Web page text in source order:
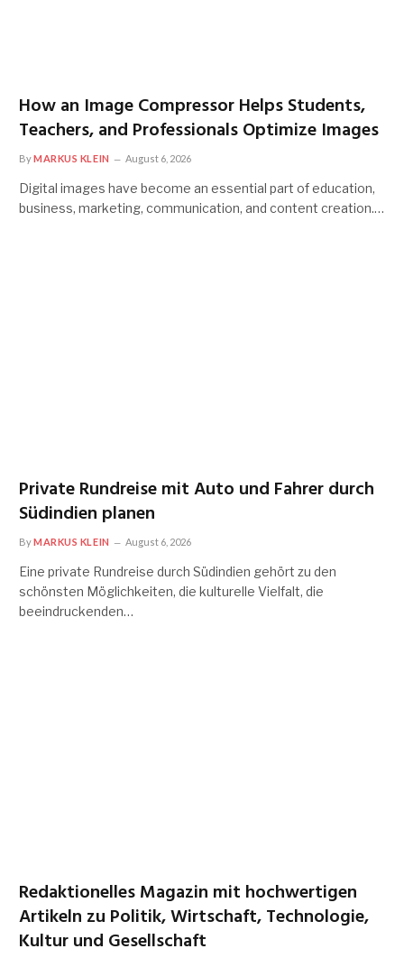
How an Image Compressor Helps Students,
Teachers, and Professionals Optimize Images
ByMARKUS KLEIN August 6, 2026
Digital images have become an essential part of education,
business, marketing, communication, and content creation.…
Private Rundreise mit Auto und Fahrer durch
Südindien planen
ByMARKUS KLEIN August 6, 2026
Eine private Rundreise durch Südindien gehört zu den
schönsten Möglichkeiten, die kulturelle Vielfalt, die
beeindruckenden…
Redaktionelles Magazin mit hochwertigen
Artikeln zu Politik, Wirtschaft, Technologie,
Kultur und Gesellschaft